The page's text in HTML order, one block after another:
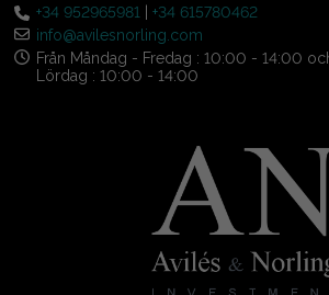
+34 952965981
|+34 615780462
info@avilesnorling.com
Från Måndag - Fredag : 10:00 - 14:00
Lördag : 10:00 - 14:00